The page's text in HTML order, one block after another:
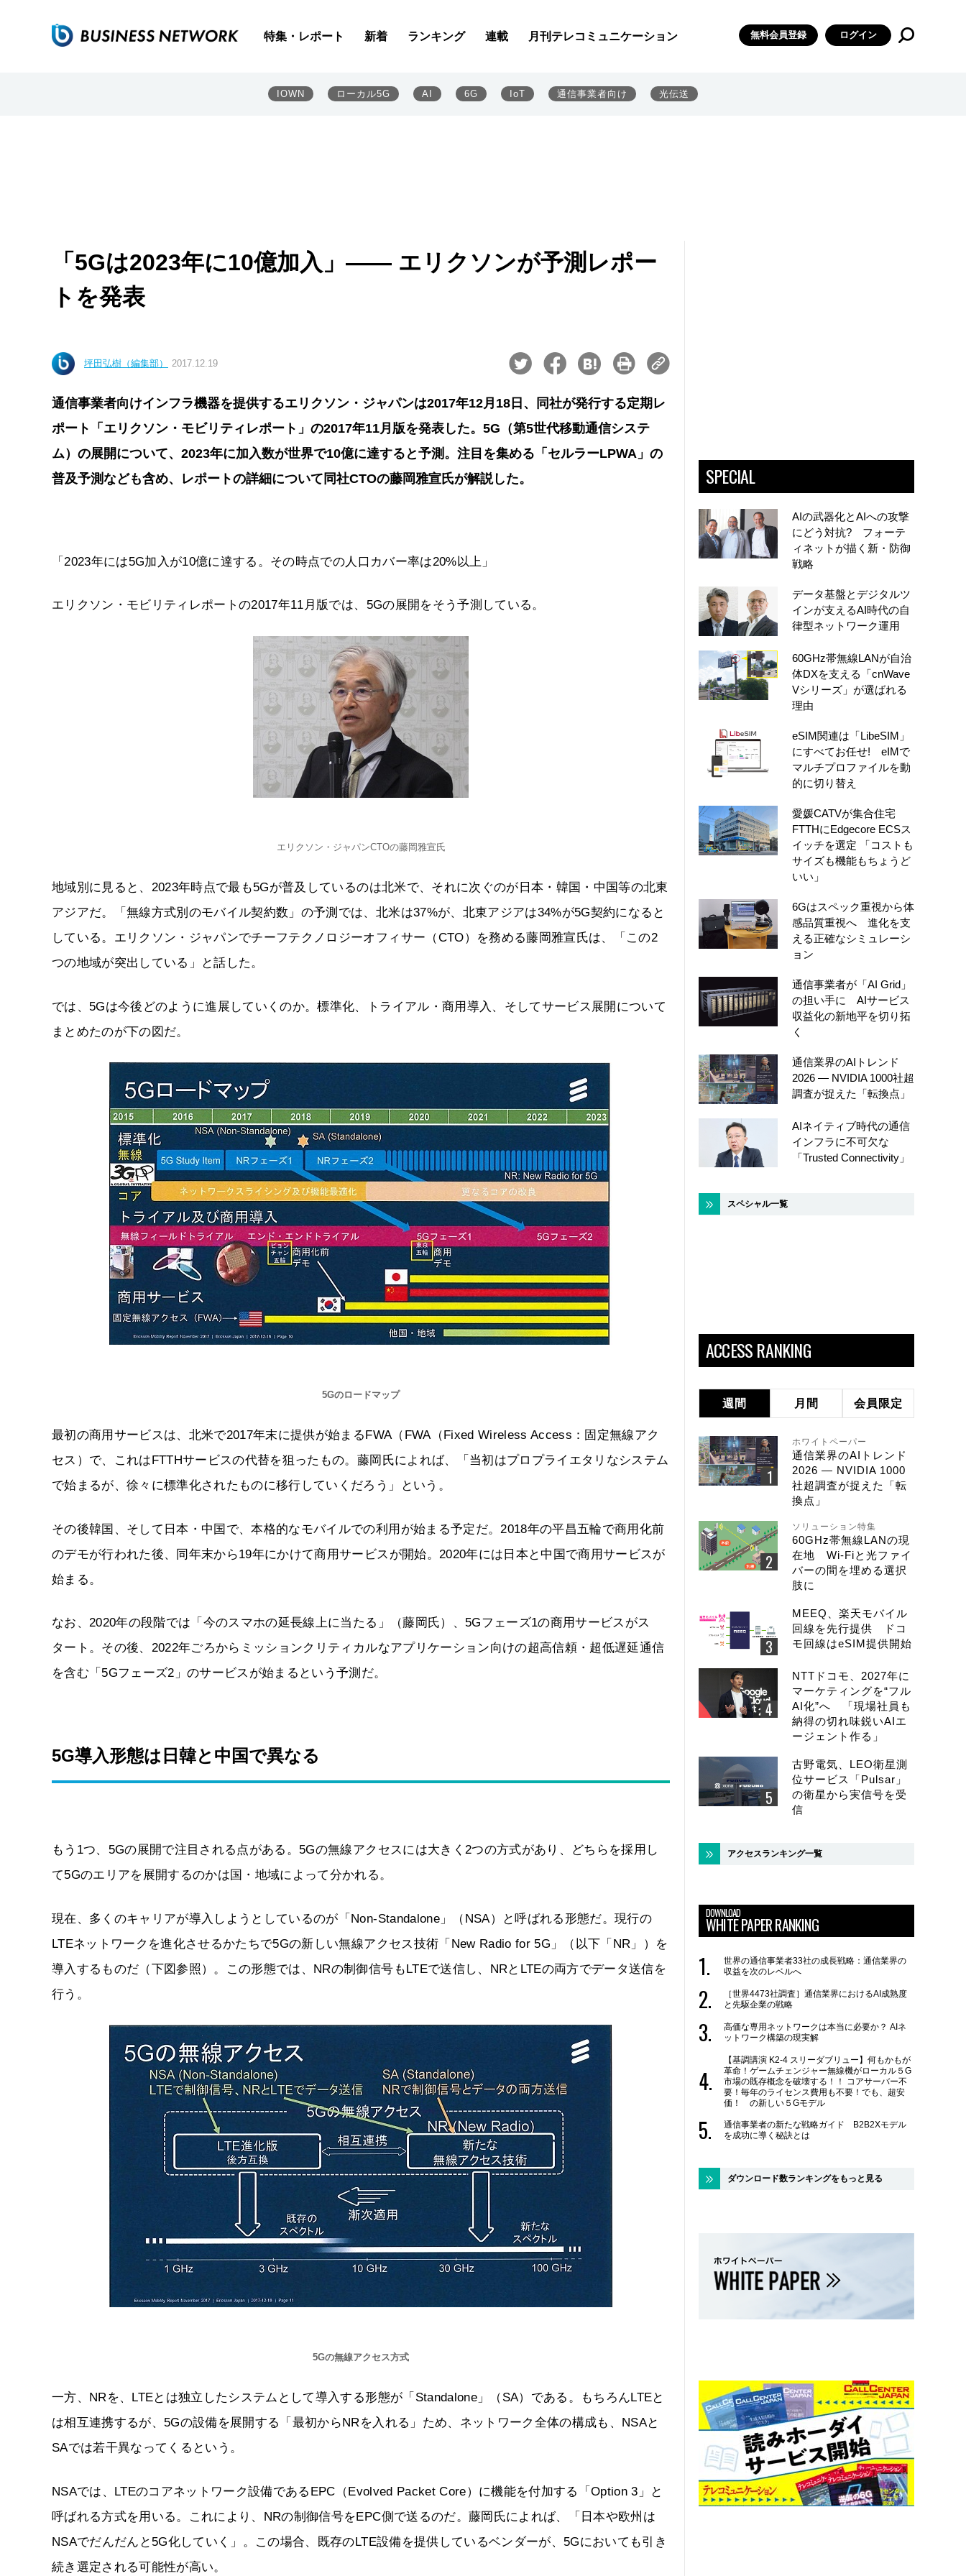
特集・レポート 新着 ランキング 連載 月刊テレコミュニケーション 無料会員登録 ログイン
IOWN ローカル5G AI 6G IoT 通信事業者向け 光伝送
「5Gは2023年に10億加入」―― エリクソンが予測レポー
トを発表
坪田弘樹（編集部） 2017.12.19
通信事業者向けインフラ機器を提供するエリクソン・ジャパンは2017年12月18日、同社が発行する定期レ
ポート「エリクソン・モビリティレポート」の2017年11月版を発表した。5G（第5世代移動通信システ
ム）の展開について、2023年に加入数が世界で10億に達すると予測。注目を集める「セルラーLPWA」の
普及予測なども含め、レポートの詳細について同社CTOの藤岡雅宣氏が解説した。
「2023年には5G加入が10億に達する。その時点での人口カバー率は20%以上」
エリクソン・モビリティレポートの2017年11月版では、5Gの展開をそう予測している。
エリクソン・ジャパンCTOの藤岡雅宣氏
地域別に見ると、2023年時点で最も5Gが普及しているのは北米で、それに次ぐのが日本・韓国・中国等の北東
アジアだ。「無線方式別のモバイル契約数」の予測では、北米は37%が、北東アジアは34%が5G契約になると
している。エリクソン・ジャパンでチーフテクノロジーオフィサー（CTO）を務める藤岡雅宣氏は、「この2
つの地域が突出している」と話した。
では、5Gは今後どのように進展していくのか。標準化、トライアル・商用導入、そしてサービス展開について
まとめたのが下の図だ。
5Gのロードマップ
最初の商用サービスは、北米で2017年末に提供が始まるFWA（FWA（Fixed Wireless Access：固定無線アク
セス）で、これはFTTHサービスの代替を狙ったもの。藤岡氏によれば、「当初はプロプライエタリなシステム
で始まるが、徐々に標準化されたものに移行していくだろう」という。
その後韓国、そして日本・中国で、本格的なモバイルでの利用が始まる予定だ。2018年の平昌五輪で商用化前
のデモが行われた後、同年末から19年にかけて商用サービスが開始。2020年には日本と中国で商用サービスが
始まる。
なお、2020年の段階では「今のスマホの延長線上に当たる」（藤岡氏）、5Gフェーズ1の商用サービスがス
タート。その後、2022年ごろからミッションクリティカルなアプリケーション向けの超高信頼・超低遅延通信
を含む「5Gフェーズ2」のサービスが始まるという予測だ。
5G導入形態は日韓と中国で異なる
もう1つ、5Gの展開で注目される点がある。5Gの無線アクセスには大きく2つの方式があり、どちらを採用し
て5Gのエリアを展開するのかは国・地域によって分かれる。
現在、多くのキャリアが導入しようとしているのが「Non-Standalone」（NSA）と呼ばれる形態だ。現行の
LTEネットワークを進化させるかたちで5Gの新しい無線アクセス技術「New Radio for 5G」（以下「NR」）を
導入するものだ（下図参照）。この形態では、NRの制御信号もLTEで送信し、NRとLTEの両方でデータ送信を
行う。
5Gの無線アクセス方式
一方、NRを、LTEとは独立したシステムとして導入する形態が「Standalone」（SA）である。もちろんLTEと
は相互連携するが、5Gの設備を展開する「最初からNRを入れる」ため、ネットワーク全体の構成も、NSAと
SAでは若干異なってくるという。
NSAでは、LTEのコアネットワーク設備であるEPC（Evolved Packet Core）に機能を付加する「Option 3」と
呼ばれる方式を用いる。これにより、NRの制御信号をEPC側で送るのだ。藤岡氏によれば、「日本や欧州は
NSAでだんだんと5G化していく」。この場合、既存のLTE設備を提供しているベンダーが、5Gにおいても引き
続き選定される可能性が高い。
SPECIAL
AIの武器化とAIへの攻撃
にどう対抗? フォーテ
ィネットが描く新・防御
戦略
データ基盤とデジタルツ
インが支えるAI時代の自
律型ネットワーク運用
60GHz帯無線LANが自治
体DXを支える「cnWave
Vシリーズ」が選ばれる
理由
eSIM関連は「LibeSIM」
にすべてお任せ! eIMで
マルチプロファイルを動
的に切り替え
愛媛CATVが集合住宅
FTTHにEdgecore ECSス
イッチを選定 「コストも
サイズも機能もちょうど
いい」
6Gはスペック重視から体
感品質重視へ 進化を支
える正確なシミュレーシ
ョン
通信事業者が「AI Grid」
の担い手に AIサービス
収益化の新地平を切り拓
く
通信業界のAIトレンド
2026 ― NVIDIA 1000社超
調査が捉えた「転換点」
AIネイティブ時代の通信
インフラに不可欠な
「Trusted Connectivity」
スペシャル一覧
ACCESS RANKING
週間 月間 会員限定
ホワイトペーパー
通信業界のAIトレンド
2026 ― NVIDIA 1000
社超調査が捉えた「転
換点」
ソリューション特集
60GHz帯無線LANの現
在地 Wi-Fiと光ファイ
バーの間を埋める選択
肢に
MEEQ、楽天モバイル
回線を先行提供 ドコ
モ回線はeSIM提供開始
NTTドコモ、2027年に
マーケティングを“フル
AI化”へ 「現場社員も
納得の切れ味鋭いAIエ
ージェント作る」
古野電気、LEO衛星測
位サービス「Pulsar」
の衛星から実信号を受
信
アクセスランキング一覧
DOWNLOAD
WHITE PAPER RANKING
世界の通信事業者33社の成長戦略：通信業界の
収益を次のレベルへ
［世界4473社調査］通信業界におけるAI成熟度
と先駆企業の戦略
高価な専用ネットワークは本当に必要か？ AIネ
ットワーク構築の現実解
【基調講演 K2-4 スリーダブリュー】何もかもが
革命！ゲームチェンジャー無線機がローカル５G
市場の既存概念を破壊する！！ コアサーバー不
要！毎年のライセンス費用も不要！でも、超安
価！ の新しい５Gモデル
通信事業者の新たな戦略ガイド B2B2Xモデル
を成功に導く秘訣とは
ダウンロード数ランキングをもっと見る